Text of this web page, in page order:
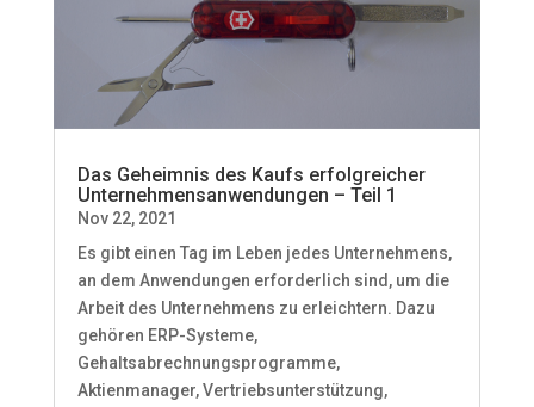
Das Geheimnis des Kaufs erfolgreicher
Unternehmensanwendungen – Teil 1
Nov 22, 2021
Es gibt einen Tag im Leben jedes Unternehmens,
an dem Anwendungen erforderlich sind, um die
Arbeit des Unternehmens zu erleichtern. Dazu
gehören ERP-Systeme,
Gehaltsabrechnungsprogramme,
Aktienmanager, Vertriebsunterstützung,